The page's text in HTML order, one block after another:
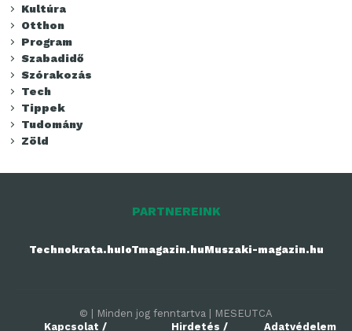
Kultúra
Otthon
Program
Szabadidő
Szórakozás
Tech
Tippek
Tudomány
Zöld
PARTNEREINK
Technokrata.huIoTmagazin.huMuszaki-magazin.hu
© | Minden jog fenntartva | MESEUTCA
Kapcsolat /
Hirdetés / Adatvédelem